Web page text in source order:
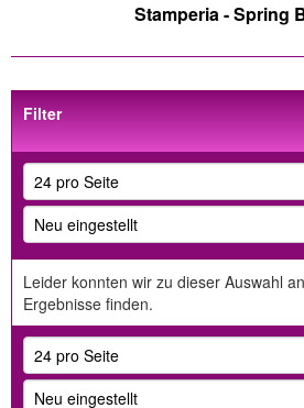
Stamperia - Spring
Filter
Leider konnten wir zu dieser Auswahl
Ergebnisse finden.